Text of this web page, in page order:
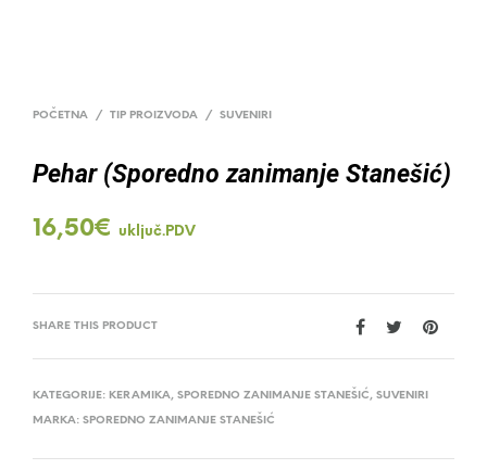
POČETNA / TIP PROIZVODA / SUVENIRI
Pehar (Sporedno zanimanje Stanešić)
16,50€ uključ.PDV
SHARE THIS PRODUCT
KATEGORIJE: KERAMIKA, SPOREDNO ZANIMANJE STANEŠIĆ, SUVENIRI
MARKA: SPOREDNO ZANIMANJE STANEŠIĆ